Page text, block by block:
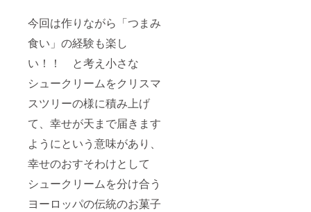
今回は作りながら「つまみ
食い」の経験も楽し
い！！ と考え小さな
シュークリームをクリスマ
スツリーの様に積み上げ
て、幸せが天まで届きます
ようにという意味があり、
幸せのおすそわけとして
シュークリームを分け合う
ヨーロッパの伝統のお菓子